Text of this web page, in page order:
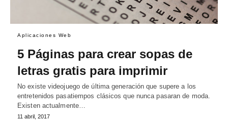
Aplicaciones Web
5 Páginas para crear sopas de
letras gratis para imprimir
No existe videojuego de última generación que supere a los
entretenidos pasatiempos clásicos que nunca pasaran de moda.
Existen actualmente…
11 abril, 2017